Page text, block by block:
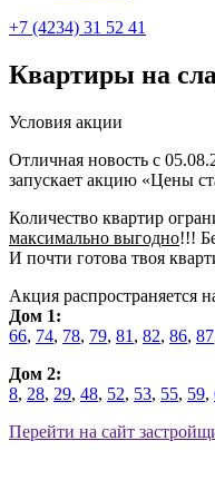
+7 (4234) 31 52 41
Квартиры на
Условия акции
Отличная новость с
запускает акцию «Цены
Количество квартир
максимально выгодно!!!
И почти готова твоя
Акция распространяется
Дом 1:
66, 74, 78, 79, 81 , 82, 86, 87
Дом 2:
8, 28, 29, 48, 52, 53, 55, 59,
Перейти на сайт